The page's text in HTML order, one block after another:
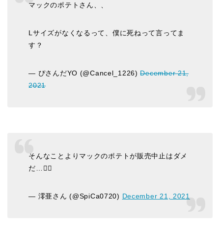
マックのポテトさん、、
Lサイズがなくなるって、僕に死ねって言ってま
す？
— ぴさんだYO (@Cancel_1226)December 21,
2021
そんなことよりマックのポテトが販売中止はダメ
だ…🤦‍♀️
— 澪亜さん (@SpiCa0720) December 21, 2021